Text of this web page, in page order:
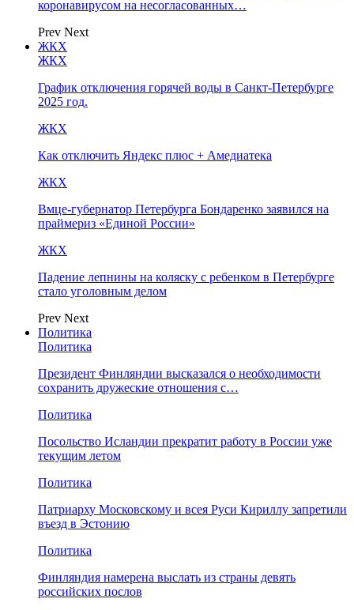
коронавирусом на несогласованных…
Prev Next
ЖКХ
ЖКХ
График отключения горячей воды в Санкт-Петербурге
2025 год.
ЖКХ
Как отключить Яндекс плюс + Амедиатека
ЖКХ
Вмце-губернатор Петербурга Бондаренко заявился на
праймериз «Единой России»
ЖКХ
Падение лепнины на коляску с ребенком в Петербурге
стало уголовным делом
Prev Next
Политика
Политика
Президент Финляндии высказался о необходимости
сохранить дружеские отношения с…
Политика
Посольство Исландии прекратит работу в России уже
текущим летом
Политика
Патриарху Московскому и всея Руси Кириллу запретили
въезд в Эстонию
Политика
Финляндия намерена выслать из страны девять
российских послов